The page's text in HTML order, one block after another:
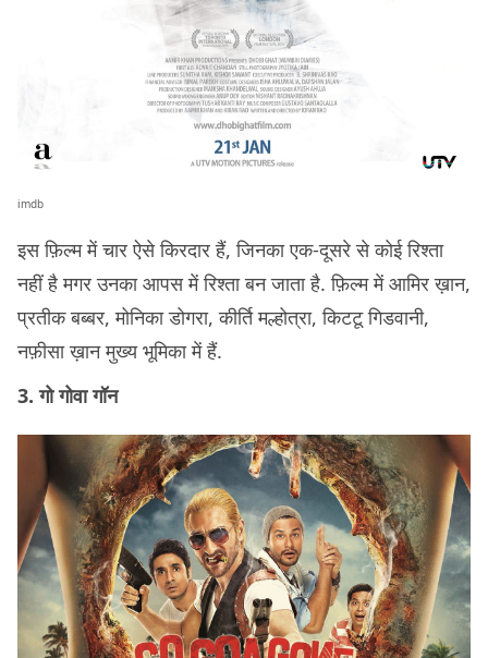
imdb
इस फ़िल्म में चार ऐसे किरदार हैं, जिनका एक-दूसरे से कोई रिश्ता
नहीं है मगर उनका आपस में रिश्ता बन जाता है. फ़िल्म में आमिर ख़ान,
प्रतीक बब्बर, मोनिका डोगरा, कीर्ति मल्होत्रा, किटटू गिडवानी,
नफ़ीसा ख़ान मुख्य भूमिका में हैं.
3. गो गोवा गॉन